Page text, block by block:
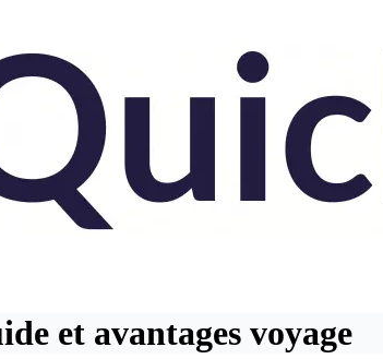
et avantages voyage